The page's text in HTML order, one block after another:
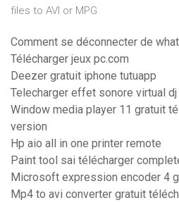
files to AVI or MPG
Comment se déconnecter de
Télécharger jeux pc.com
Deezer gratuit iphone tutuapp
Telecharger effet sonore virtual
Window media player 11 gratuit
version
Hp aio all in one printer remote
Paint tool sai télécharger
Microsoft expression encoder 4
Mp4 to avi converter gratuit